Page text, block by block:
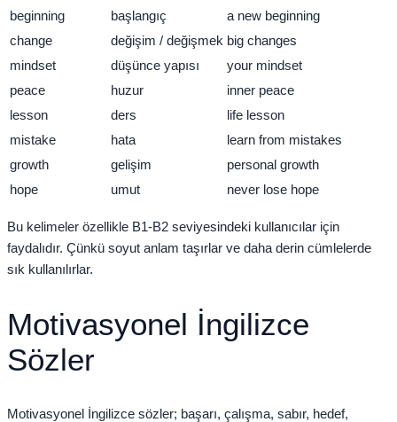
beginning
başlangıç
a new beginning
change
değişim / değişmek big changes
mindset
düşünce yapısı
your mindset
peace
huzur
inner peace
lesson
ders
life lesson
mistake
hata
learn from mistakes
growth
gelişim
personal growth
hope
umut never lose hope
Bu kelimeler özellikle B1-B2 seviyesindeki kullanıcılar için
faydalıdır. Çünkü soyut anlam taşırlar ve daha derin cümlelerde
sık kullanılırlar.
Motivasyonel İngilizce
Sözler
Motivasyonel İngilizce sözler; başarı, çalışma, sabır, hedef,